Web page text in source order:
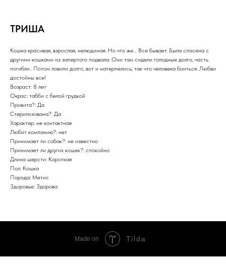
ТРИША
Кошка красивая, взрослая, нелюдимая. Но что же… Все бывает. Была спасена с
другими кошками из запертого подвала. Они там сидели голодные долго, часть
погибли.. Потом ловили долго, вот и натерпелись, так что человека боиться. Любви
достойны все!
Возраст: 8 лет
Окрас: табби с белой грудкой
Привита?: Да
Стерилизована?: Да
Характер: не контактная
Любит компанию?: нет
Принимает ли собак?: не известно
Принимает ли других кошек?: спокойно
Длина шерсти: Короткая
Пол: Кошка
Порода: Метис
Здоровье: Здорова
Made on Tilda